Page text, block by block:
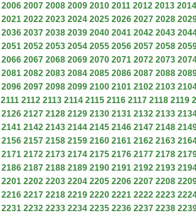
2006 2007 2008 2009 2010 2011 2012 2013 2014
2021 2022 2023 2024 2025 2026 2027 2028
2036 2037 2038 2039 2040 2041 2042 2043
2051 2052 2053 2054 2055 2056 2057 2058
2066 2067 2068 2069 2070 2071 2072 2073
2081 2082 2083 2084 2085 2086 2087 2088
2096 2097 2098 2099 2100 2101 2102 2103
2111 2112 2113 2114 2115 2116 2117 2118 2119
2126 2127 2128 2129 2130 2131 2132 2133
2141 2142 2143 2144 2145 2146 2147 2148
2156 2157 2158 2159 2160 2161 2162 2163
2171 2172 2173 2174 2175 2176 2177 2178
2186 2187 2188 2189 2190 2191 2192 2193
2201 2202 2203 2204 2205 2206 2207 2208
2216 2217 2218 2219 2220 2221 2222 2223
2231 2232 2233 2234 2235 2236 2237 2238